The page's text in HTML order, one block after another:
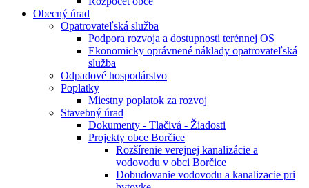
Obecný úrad
Opatrovateľská služba
Podpora rozvoja a dostupnosti terénnej OS
Ekonomicky oprávnené náklady opatrovateľská
služba
Odpadové hospodárstvo
Poplatky
Miestny poplatok za rozvoj
Stavebný úrad
Dokumenty - Tlačivá - Žiadosti
Projekty obce Borčice
Rozšírenie verejnej kanalizácie a
vodovodu v obci Borčice
Dobudovanie vodovodu a kanalizacie pri